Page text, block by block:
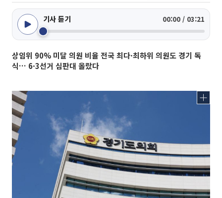
기사 듣기 00:00 / 03:21
상임위 90% 미달 의원 비율 전국 최다·최하위 의원도 경기 독
식… 6·3선거 심판대 올랐다